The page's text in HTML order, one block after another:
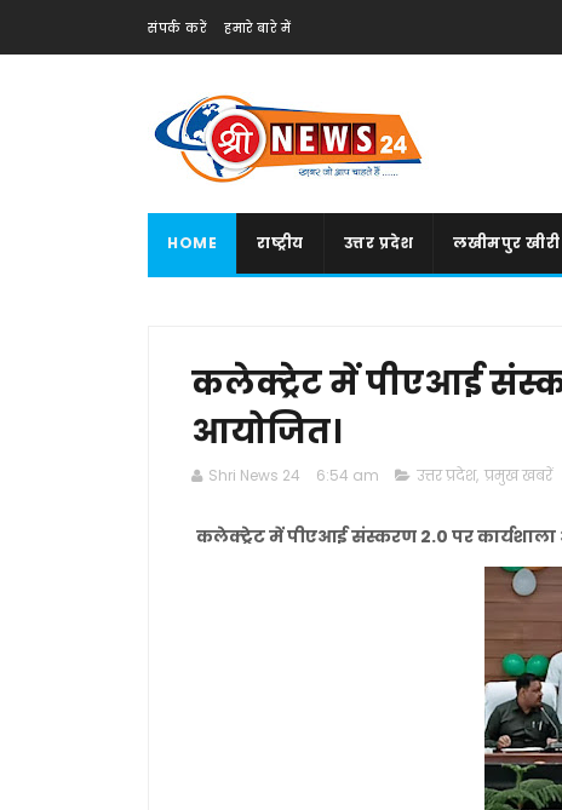
संपर्क करें हमारे बारे में
HOME राष्ट्रीय उत्तर प्रदेश लखीमपुर खीरी
कलेक्ट्रेट में पीएआई
आयोजित।
Shri News 24 6:54 am उत्तर प्रदेश, प्रमुख खबरें
कलेक्ट्रेट में पीएआई संस्करण 2.0 पर कार्यशाला